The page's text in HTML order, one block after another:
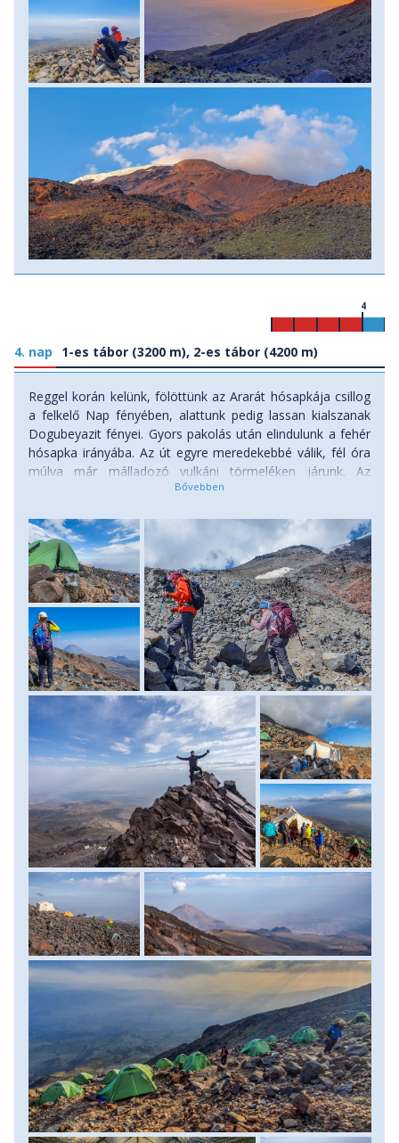
4. nap 1-es tábor (3200 m), 2-es tábor (4200 m)
4
Reggel korán kelünk, fölöttünk az Ararát hósapkája csillog
a felkelő Nap fényében, alattunk pedig lassan kialszanak
Dogubeyazit fényei. Gyors pakolás után elindulunk a fehér
hósapka irányába. Az út egyre meredekebbé válik, fél óra
múlva már málladozó vulkáni törmeléken járunk. Az
összefüggő, legeltetett gyep eltűnik, helyette viszont a
meredeken szerpentinezik egyre feljebb, mi meg levegő
után kapkodunk. Itt az ideje lassítani! Nem szabad
túlhajtani magunkat, mert holnap csúcstámadás, inkább
arra tartalékoljuk erőnket! Lassan haladunk, és egyszer
csak feltűnik a 4200-as tábor feletti hófolt. Innen még vagy
két óra kapaszkodás, és végre ott vagyunk! A kőből épített
szélfogó falak között elfoglalhatjuk sátorhelyünket. A
délutánra nem marad más hátra, minthogy pihenünk, vagy
épp 150 méter további szintet leküzdve egy újabb
gyönyörű kilátóhelyre túrázhatunk fel. Ezek után
kifekhetünk egy hatalmas kőtömbre, és biztonságos
távolságból hallgathatjuk az alattunk leszakadó gleccser
jég és sziklatömbjeinek félelmetes dübörgését. Célszerű
minél hamarabb nyugovóra térni, hiszen következő nap
kora hajnalban kelünk! Menetidő: 4-6 óra, szintkülönbség:
1000 méter fel. Szállás: 2 személyes, magashegyi
sátrakban. Ellátás: reggeli, ebéd, vacsora.